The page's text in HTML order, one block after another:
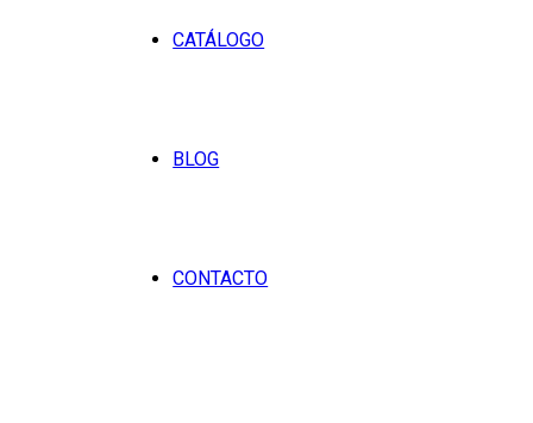
CATÁLOGO
BLOG
CONTACTO